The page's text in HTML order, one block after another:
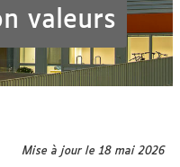
valeurs
Mise à jour le 18 mai 2026